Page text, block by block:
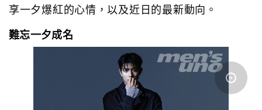
享一夕爆紅的心情，以及近日的最新動向。
難忘一夕成名